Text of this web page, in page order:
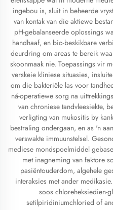
ingebou is, sluit in beheerde
van kontak van die aktiewe
pH-gebalanseerde oplossings
handhaaf, en bio-beskikbare
deurdring om areas te bereik
skoonmaak nie. Toepassings vir
verskeie kliniese situasies,
om die bakteriële las voor
ná-operatiewe sorg na
van chroniese tandvleesiekte,
verligting van mukositis by
bestraling ondergaan, en as 'n
verswakte immuunstelsel.
mediese mondspoelmiddel
met inagneming van faktore
pasiëntouderdom, algehele
interaksies met ander
soos chloreheksiedien-
setilpiridiniumchloried of